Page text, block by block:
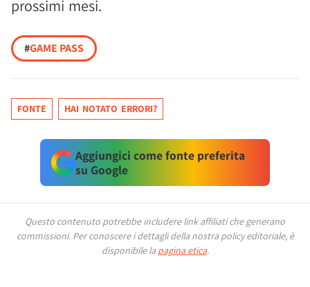
prossimi mesi.
#GAME PASS
FONTE HAI NOTATO ERRORI?
Aggiungici come fonte preferita
su Google
Questo contenuto potrebbe includere link affiliati che generano
commissioni. Per conoscere i dettagli della nostra policy editoriale, è
disponibile la pagina etica.